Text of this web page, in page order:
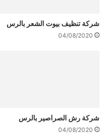
شركة تنظيف بيوت الشعر بالرس
04/08/2020
شركة رش الصراصير بالرس
04/08/2020